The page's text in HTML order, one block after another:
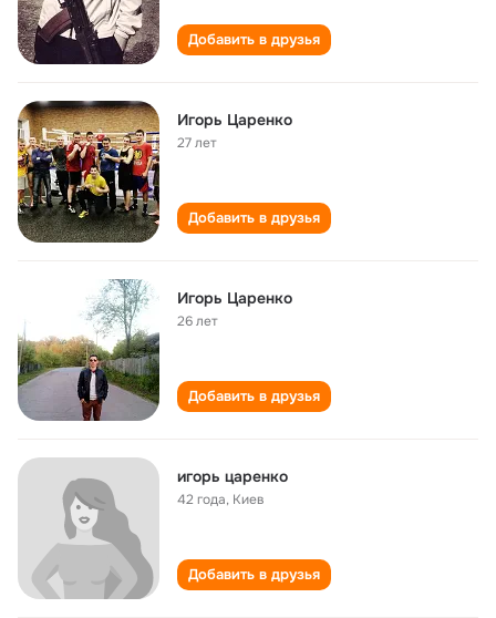
Добавить в друзья
Игорь Царенко
27 лет
Добавить в друзья
Игорь Царенко
26 лет
Добавить в друзья
игорь царенко
42 года, Киев
Добавить в друзья